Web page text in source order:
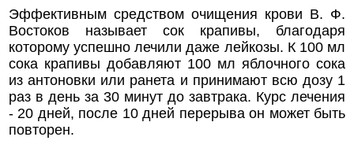
Эффективным средством очищения крови В. Ф.
Востоков называет сок крапивы, благодаря
которому успешно лечили даже лейкозы. К 100 мл
сока крапивы добавляют 100 мл яблочного сока
из антоновки или ранета и принимают всю дозу 1
раз в день за 30 минут до завтрака. Курс лечения
- 20 дней, после 10 дней перерыва он может быть
повторен.